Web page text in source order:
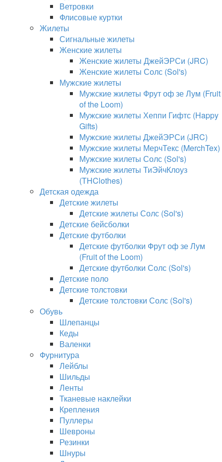
Ветровки
Флисовые куртки
Жилеты
Сигнальные жилеты
Женские жилеты
Женские жилеты ДжейЭРСи (JRC)
Женские жилеты Солс (Sol's)
Мужские жилеты
Мужские жилеты Фрут оф зе Лум (Fruit
of the Loom)
Мужские жилеты Хеппи Гифтс (Happy
Gifts)
Мужские жилеты ДжейЭРСи (JRC)
Мужские жилеты МерчТекс (MerchTex)
Мужские жилеты Солс (Sol's)
Мужские жилеты ТиЭйчКлоуз
(THClothes)
Детская одежда
Детские жилеты
Детские жилеты Солс (Sol's)
Детские бейсболки
Детские футболки
Детские футболки Фрут оф зе Лум
(Fruit of the Loom)
Детские футболки Солс (Sol's)
Детские поло
Детские толстовки
Детские толстовки Солс (Sol's)
Обувь
Шлепанцы
Кеды
Валенки
Фурнитура
Лейблы
Шильды
Ленты
Тканевые наклейки
Крепления
Пуллеры
Шевроны
Резинки
Шнуры